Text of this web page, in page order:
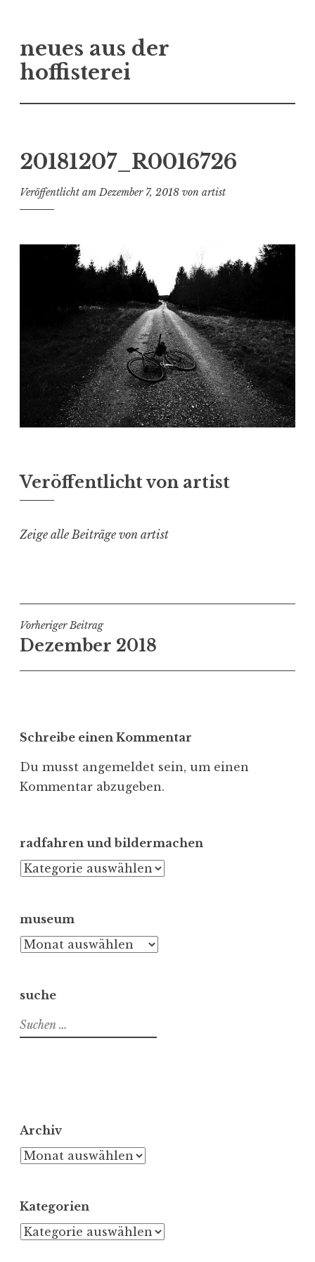
Inhalt
springen
neues aus der
hoffisterei
20181207_R0016726
Veröffentlicht amDezember 7, 2018 von artist
Veröffentlicht von artist
Zeige alle Beiträge von artist
Beitragsnavigation
Vorheriger Beitrag
Dezember 2018
Schreibe einen Kommentar
Du musst angemeldet sein, um einen
Kommentar abzugeben.
radfahren und bildermachen
radfahren
museum
museum
suche
Suchen
nach:
Archiv
Archiv
Kategorien
Kategorien